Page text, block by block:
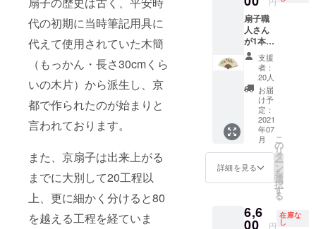
代の初期に当時筆記用具に
代えて使用されていた木簡
（もっかん・長さ30cmくら
いの木片）から派生し、京
都で作られたのが始まりと
言われております。
また、京扇子は出来上がる
までに大別して20工程以
上、更に細かく分けると80
を越える工程を経ていま
少違っ
て見え
ること
もござ
います
事ご了
承下さ
い。
け致し
ます。
※画像は
仕上が
りイ
メージ
となり
ます。
ご使用
のデバ
イスに
より実
際の商
品と色
どが多
少違っ
ること
もござ
高級感
のある
繻子張
りの桐
箱にお
入れし
てお届
け致し
ます。
※画像は
仕上が
りイ
メージ
ます。
ご使用
より実
及び加
工共日
本 ●扇
面：和
紙／扇
骨：竹
（親
骨：黒
塗り
仲骨：
唐木
染） ●
広げた
約３８
ｃｍ／
約２１
ｃｍ
じた長
さ・約
１９．
３ｃ
ｍ ●
裏面：
漆喰塗
り白無
地（抗
菌作
用） ●
表面
柄：ピ
ンクの
地紙に
リーン
でプリ
税）
【白竹
紳士扇
子・市
松模様
に刷毛
引き／
裏面漆
喰塗
り】※素
材及び
加工共
日本 ●
扇面：
和紙／
広げた
長さ：
扇子職
人さん
が1本1
本丁寧
にお仕
立てし
た京都
製の京
扇子を
お届け
しま
す。 通
常価格
8580円
（定価
7000円
800円
+消費
支援
者：
20人
お届
け予
定：
2021
年07
月
詳細を見る
こ
の
リ
タ
ー
ン
を
選
択
す
る
6,6
00 円
在庫な
し